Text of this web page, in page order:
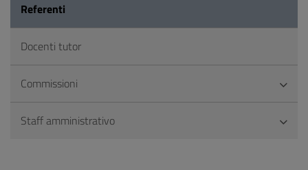
Referenti
Docenti tutor
Commissioni
Staff amministrativo